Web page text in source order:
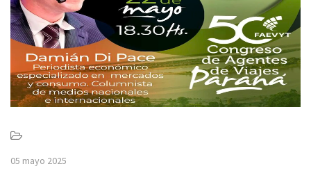
v
i
g
a
t
i
o
05 mayo 2025